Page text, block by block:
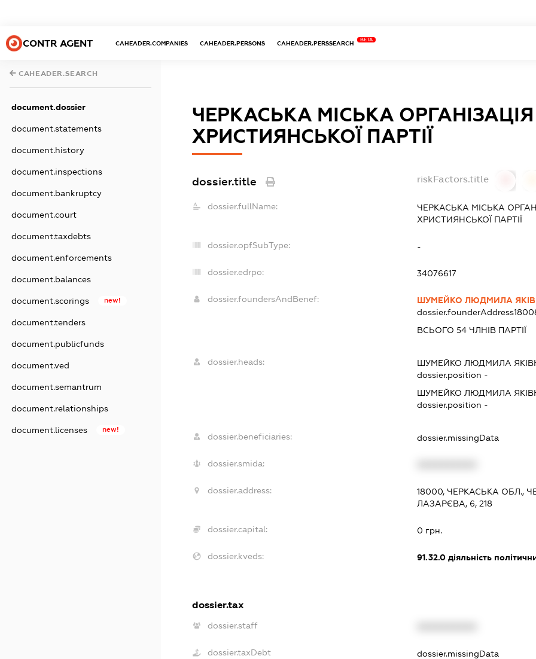
CONTR AGENT CAHEADER.COMPANIES CAHEADER.PERSONS CAHEADER.PERSSEARCH
BETA
CAHEADER.SEARCH
document.dossier
document.statements
document.history
document.inspections
document.bankruptcy
document.court
document.taxdebts
document.enforcements
document.balances
document.scorings new!
document.tenders
document.publicfunds
document.ved
document.semantrum
document.relationships
document.licenses new!
ЧЕРКАСЬКА МІСЬКА
ХРИСТИЯНСЬКОЇ ПАРТІЇ
dossier.title riskFactors.title
dossier.fullName:
ЧЕРКАСЬКА МІСЬКА
ХРИСТИЯНСЬКОЇ ПАРТІЇ
dossier.opfSubType: -
dossier.edrpo: 34076617
dossier.foundersAndBenef:
ШУМЕЙКО ЛЮДМИЛА
dossier.founderAddress
ВСЬОГО 54 ЧЛНІВ ПАРТІЇ
dossier.heads: ШУМЕЙКО ЛЮДМИЛА
dossier.position -
ШУМЕЙКО ЛЮДМИЛА
dossier.position -
dossier.beneficiaries: dossier.missingData
dossier.smida:
dossier.address:
18000, ЧЕРКАСЬКА ОБЛ.,
ЛАЗАРЄВА, 6, 218
dossier.capital: 0 грн.
dossier.kveds: 91.32.0 діяльність
dossier.tax
dossier.staff
dossier.taxDebt dossier.missingData